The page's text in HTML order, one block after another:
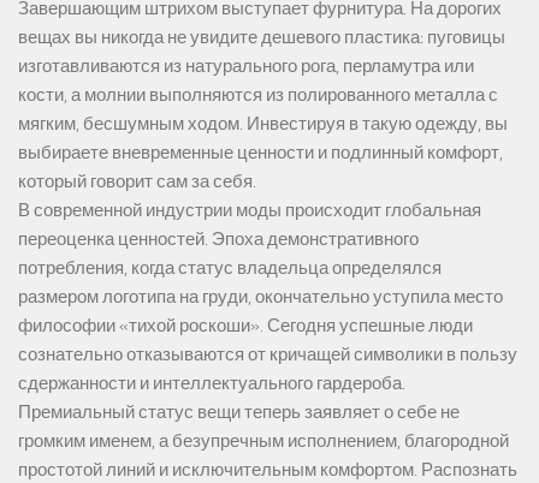
Завершающим штрихом выступает фурнитура. На дорогих
вещах вы никогда не увидите дешевого пластика: пуговицы
изготавливаются из натурального рога, перламутра или
кости, а молнии выполняются из полированного металла с
мягким, бесшумным ходом. Инвестируя в такую одежду, вы
выбираете вневременные ценности и подлинный комфорт,
который говорит сам за себя.
В современной индустрии моды происходит глобальная
переоценка ценностей. Эпоха демонстративного
потребления, когда статус владельца определялся
размером логотипа на груди, окончательно уступила место
философии «тихой роскоши». Сегодня успешные люди
сознательно отказываются от кричащей символики в пользу
сдержанности и интеллектуального гардероба.
Премиальный статус вещи теперь заявляет о себе не
громким именем, а безупречным исполнением, благородной
простотой линий и исключительным комфортом. Распознать